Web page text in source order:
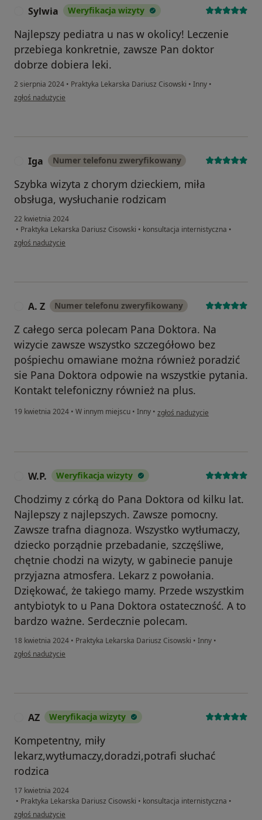
Sylwia Weryfikacja wizyty
Najlepszy pediatra u nas w okolicy! Leczenie
przebiega konkretnie, zawsze Pan doktor
dobrze dobiera leki.
2 sierpnia 2024 • Praktyka Lekarska Dariusz Cisowski • Inny •
w opinii użytkownika Sylwia
zgłoś nadużycie
Iga Numer telefonu zweryfikowany
Szybka wizyta z chorym dzieckiem, miła
obsługa, wysłuchanie rodzicam
22 kwietnia 2024
• Praktyka Lekarska Dariusz Cisowski • konsultacja internistyczna •
w opinii użytkownika Iga
zgłoś nadużycie
A. Z Numer telefonu zweryfikowany
Z całego serca polecam Pana Doktora. Na
wizycie zawsze wszystko szczegółowo bez
pośpiechu omawiane można również poradzić
sie Pana Doktora odpowie na wszystkie pytania.
Kontakt telefoniczny również na plus.
19 kwietnia 2024 • W innym miejscu • Inny • w opinii użytkownika A. Z
zgłoś nadużycie
W.P. Weryfikacja wizyty
Chodzimy z córką do Pana Doktora od kilku lat.
Najlepszy z najlepszych. Zawsze pomocny.
Zawsze trafna diagnoza. Wszystko wytłumaczy,
dziecko porządnie przebadanie, szczęśliwe,
chętnie chodzi na wizyty, w gabinecie panuje
przyjazna atmosfera. Lekarz z powołania.
Dziękować, że takiego mamy. Przede wszystkim
antybiotyk to u Pana Doktora ostateczność. A to
bardzo ważne. Serdecznie polecam.
18 kwietnia 2024 • Praktyka Lekarska Dariusz Cisowski • Inny •
w opinii użytkownika W.P.
zgłoś nadużycie
AZ Weryfikacja wizyty
Kompetentny, miły
lekarz,wytłumaczy,doradzi,potrafi słuchać
rodzica
17 kwietnia 2024
• Praktyka Lekarska Dariusz Cisowski • konsultacja internistyczna •
w opinii użytkownika AZ
zgłoś nadużycie